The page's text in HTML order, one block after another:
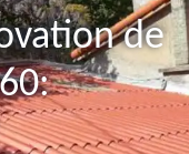
de